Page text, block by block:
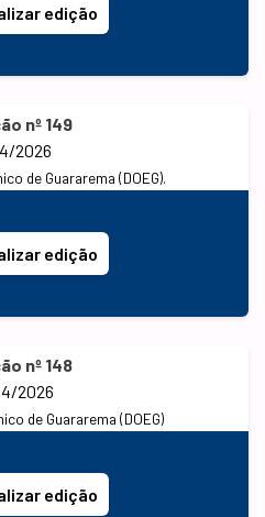
edição
nº 149
2026
de Guararema (DOEG).
edição
nº 148
2026
de Guararema (DOEG)
edição